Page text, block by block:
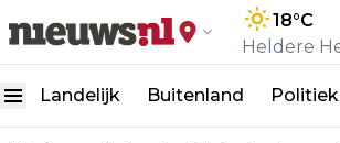
18°C
Heldere
Landelijk Buitenland Politiek